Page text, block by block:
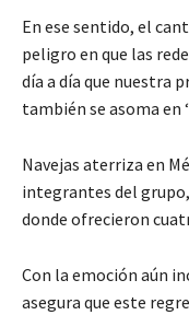
En ese sentido, el
peligro en que las
día a día que nuestra
también se asoma en
Navejas aterriza en
integrantes del grupo,
donde ofrecieron
Con la emoción aún
asegura que este